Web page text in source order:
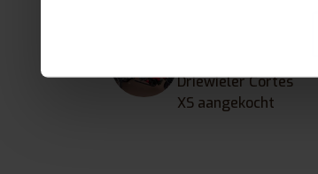
Driewieler Cortes
XS aangekocht